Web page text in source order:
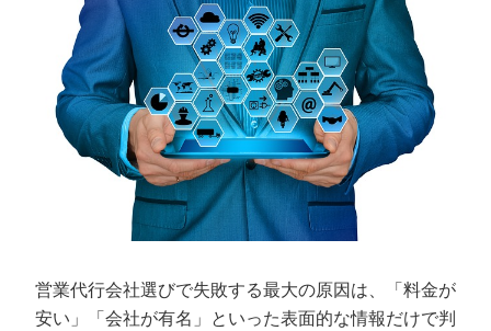
時間課金型の相場
【30秒で分かる】営業代行会社おすすめ21
社一覧比較表
【総合/定額制】コストを抑えてプロに任せ
たい方向けにおすすめの4社
カリトルくん｜実績豊富な精鋭フリーランスが対応す
る営業支援サービス
プの圧倒的組織力
株式会社セレブリックス｜イベント運営や採用など幅
営業代行会社選びで失敗する最大の原因は、「料金が
安い」「会社が有名」といった表面的な情報だけで判